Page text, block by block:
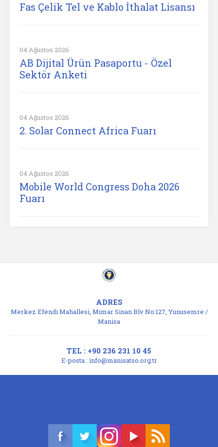
Fas Çelik Tel ve Kablo İthalat Lisansı
04 Ağustos 2026
AB Dijital Ürün Pasaportu - Özel
Sektör Anketi
04 Ağustos 2026
2. Solar Connect Africa Fuarı
04 Ağustos 2026
Mobile World Congress Doha 2026
Fuarı
ADRES
Merkez Efendi Mahallesi, Mimar Sinan Blv No:127, Yunusemre /
Manisa
TEL : +90 236 231 10 45
E-posta : info@manisatso.org.tr